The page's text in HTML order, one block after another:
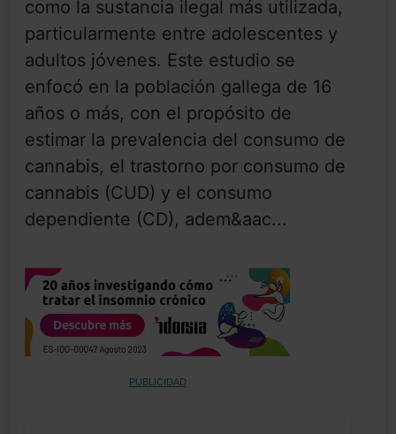
como la sustancia ilegal más utilizada,
particularmente entre adolescentes y
adultos jóvenes. Este estudio se
enfocó en la población gallega de 16
años o más, con el propósito de
estimar la prevalencia del consumo de
cannabis, el trastorno por consumo de
cannabis (CUD) y el consumo
dependiente (CD), adem&aac...
PUBLICIDAD